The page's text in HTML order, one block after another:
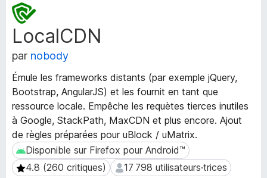
u
r
l
e
n
a
v
i
LocalCDN
par nobody
Émule les frameworks distants (par exemple jQuery,
Bootstrap, AngularJS) et les fournit en tant que
ressource locale. Empêche les requètes tierces inutiles
à Google, StackPath, MaxCDN et plus encore. Ajout
de règles préparées pour uBlock / uMatrix.
Disponible sur Firefox pour Android™
Disponible sur Firefox pour Android™
4.8 (260 critiques)
4.8 (260 critiques) 17 798 utilisateurs·trices
17 798 utilisateurs·trices
M
é
t
a
d
o
n
n
é
e
s
d
e
l